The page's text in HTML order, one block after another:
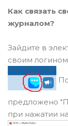
Как связать
журналом?
Зайдите в
своим
предложено
при нажатии